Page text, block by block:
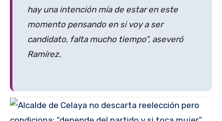
hay una intención mía de estar en este
momento pensando en si voy a ser
candidato, falta mucho tiempo”, aseveró
Ramírez.